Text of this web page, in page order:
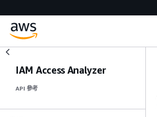
IAM Access Analyzer
API 參考